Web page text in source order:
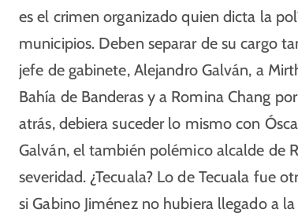
es el crimen organizado quien dicta la
municipios. Deben separar de su cargo
jefe de gabinete, Alejandro Galván, a
Bahía de Banderas y a Romina Chang
atrás, debiera suceder lo mismo con
Galván, el también polémico alcalde de
severidad. ¿Tecuala? Lo de Tecuala fue
si Gabino Jiménez no hubiera llegado a